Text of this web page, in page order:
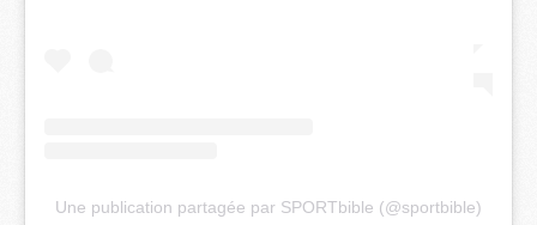
Une publication partagée par SPORTbible (@sportbible)